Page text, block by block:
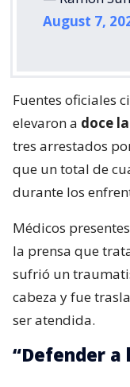
August 7,
Fuentes oficiales
elevaron a doce
tres arrestados
que un total de
durante los
Médicos
la prensa que
sufrió un
cabeza y fue
ser atendida.
“Defender